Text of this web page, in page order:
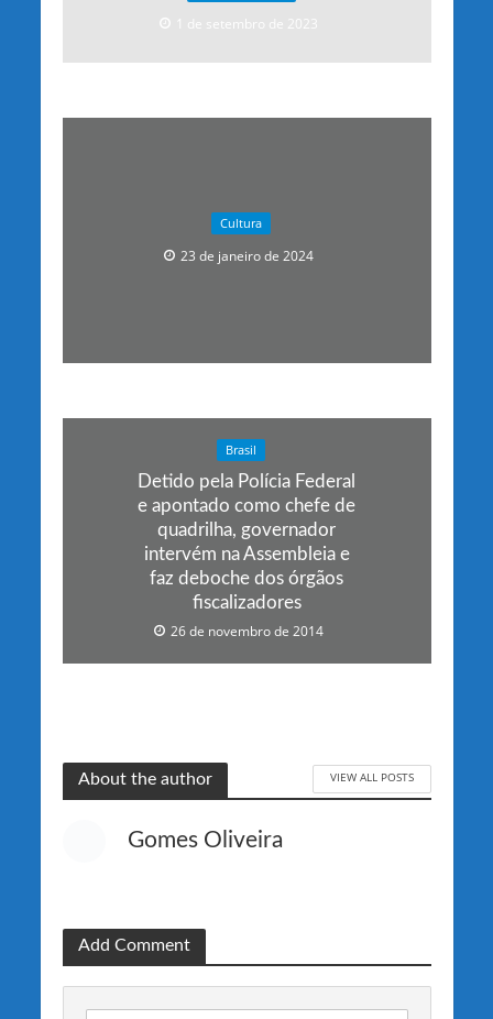
1 de setembro de 2023
Cultura
23 de janeiro de 2024
Brasil
Detido pela Polícia Federal
e apontado como chefe de
quadrilha, governador
intervém na Assembleia e
faz deboche dos órgãos
fiscalizadores
26 de novembro de 2014
About the author VIEW ALL POSTS
Gomes Oliveira
Add Comment